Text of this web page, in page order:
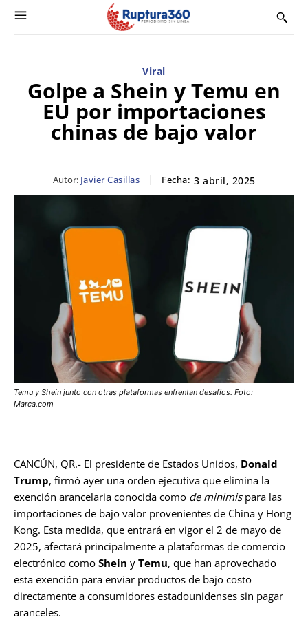
Viral
Golpe a Shein y Temu en
EU por importaciones
chinas de bajo valor
Autor: Javier Casillas Fecha: 3 abril, 2025
Temu y Shein junto con otras plataformas enfrentan desafíos. Foto:
Marca.com
CANCÚN, QR.- El presidente de Estados Unidos, Donald
Trump, firmó ayer una orden ejecutiva que elimina la
exención arancelaria conocida como de minimispara las
importaciones de bajo valor provenientes de China y Hong
Kong. Esta medida, que entrará en vigor el 2 de mayo de
2025, afectará principalmente a plataformas de comercio
electrónico como Shein y Temu, que han aprovechado
esta exención para enviar productos de bajo costo
directamente a consumidores estadounidenses sin pagar
aranceles.